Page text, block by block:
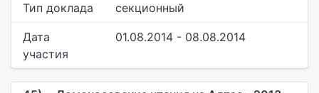
Тип доклада секционный
Дата
участия
01.08.2014 - 08.08.2014